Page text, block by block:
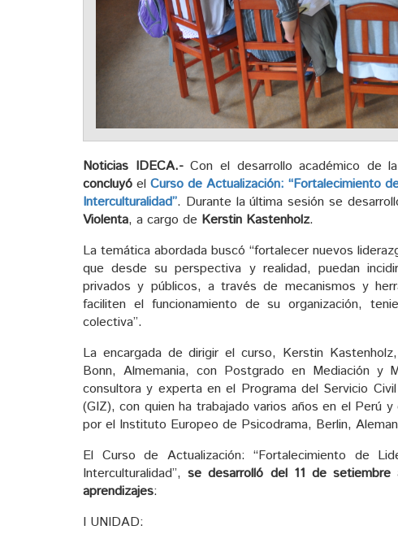
Noticias IDECA.-Con el desarrollo académico de
concluyó elCurso de Actualización: “Fortalecimiento
Interculturalidad”. Durante la última sesión se
Violenta, a cargo de Kerstin Kastenholz.
La temática abordada buscó “fortalecer nuevos
que desde su perspectiva y realidad, puedan
privados y públicos, a través de mecanismos y
faciliten el funcionamiento de su organización,
colectiva”.
La encargada de dirigir el curso, Kerstin
Bonn, Almemania, con Postgrado en Mediación y
consultora y experta en el Programa del Servicio
(GIZ), con quien ha trabajado varios años en el Perú
por el Instituto Europeo de Psicodrama, Berlin,
El Curso de Actualización: “Fortalecimiento de
Interculturalidad”,se desarrolló del 11 de
aprendizajes:
I UNIDAD: